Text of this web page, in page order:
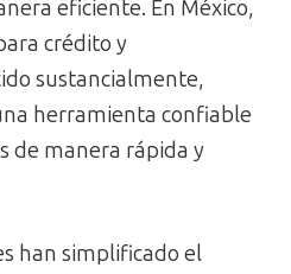
eficiente. En México,
crédito y
sustancialmente,
herramienta confiable
de manera rápida y
han simplificado el